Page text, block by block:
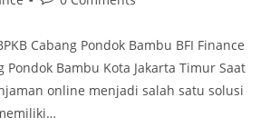
Cabang Pondok Bambu BFI Finance
Pondok Bambu Kota Jakarta Timur Saat
online menjadi salah satu solusi